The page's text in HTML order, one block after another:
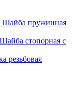
Шайба пружинная
Шайба стопорная с
резьбовая